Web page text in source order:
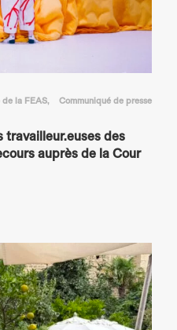
la FEAS Communiqué de presse
travailleur.euses des
auprès de la Cour